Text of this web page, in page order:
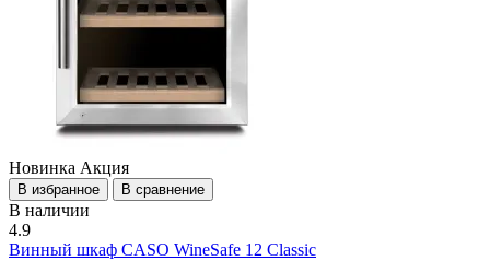
Новинка Акция
В избранное В сравнение
В наличии
4.9
Винный шкаф CASO WineSafe 12 Classic